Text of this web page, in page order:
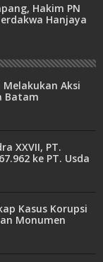
Hakim PN
Hanjaya
Aksi
Batam
XXVII, PT.
ke PT. Usda
Kasus Korupsi
Monumen